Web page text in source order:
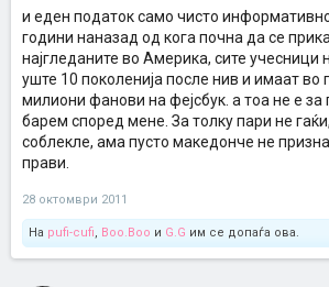
и еден податок само чисто
години наназад од кога почна да се
најгледаните во Америка, сите учесници
уште 10 поколенија после нив и имаат во
милиони фанови на фејсбук. а тоа не е
барем според мене. За толку пари не
соблекле, ама пусто македонче не
прави.
28 октомври 2011
На pufi-cufi, Boo.Boo и G.G им се допаѓа ова.